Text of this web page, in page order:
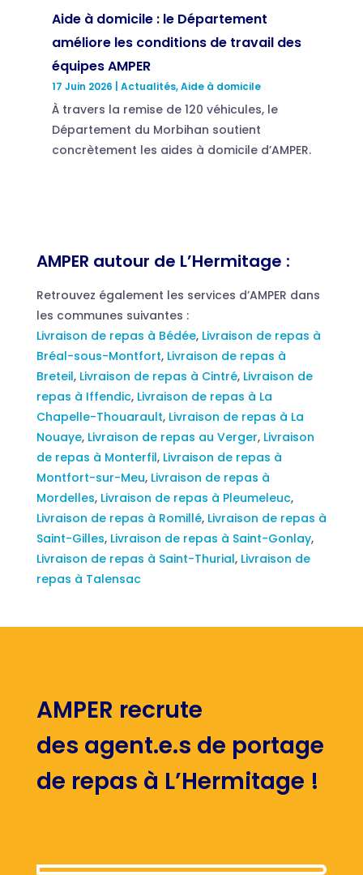
Aide à domicile : le Département
améliore les conditions de travail des
équipes AMPER
17 Juin 2026 Actualités,Aide à domicile
À travers la remise de 120 véhicules, le
Département du Morbihan soutient
concrètement les aides à domicile d’AMPER.
AMPER autour de L’Hermitage :
Retrouvez également les services d’AMPER dans
les communes suivantes :
Livraison de repas à Bédée, Livraison de repas à
Bréal-sous-Montfort, Livraison de repas à
Breteil, Livraison de repas à Cintré, Livraison de
repas à Iffendic, Livraison de repas à La
Chapelle-Thouarault, Livraison de repas à La
Nouaye, Livraison de repas au Verger, Livraison
de repas à Monterfil, Livraison de repas à
Montfort-sur-Meu, Livraison de repas à
Mordelles, Livraison de repas à Pleumeleuc,
Livraison de repas à Romillé, Livraison de repas à
Saint-Gilles, Livraison de repas à Saint-Gonlay,
Livraison de repas à Saint-Thurial, Livraison de
repas à Talensac
AMPER recrute
des agent.e.s de portage
de repas à L’Hermitage !